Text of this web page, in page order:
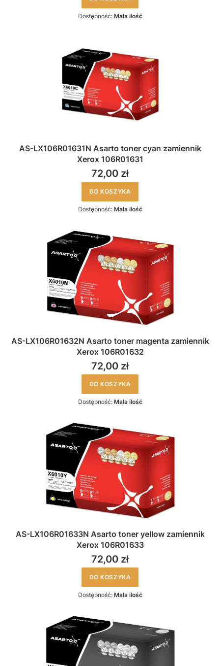
Dostępność: Mała ilość
AS-LX106R01631N Asarto toner cyan zamiennik
Xerox 106R01631
72,00 zł
DO KOSZYKA
Dostępność: Mała ilość
AS-LX106R01632N Asarto toner magenta zamiennik
Xerox 106R01632
72,00 zł
DO KOSZYKA
Dostępność: Mała ilość
AS-LX106R01633N Asarto toner yellow zamiennik
Xerox 106R01633
72,00 zł
DO KOSZYKA
Dostępność: Mała ilość